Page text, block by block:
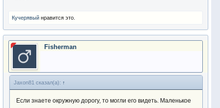
Кучерявый нравится это.
Fisherman
Jaxon81 сказал(а): ↑
Если знаете окружную дорогу, то могли его видеть. Маленькое